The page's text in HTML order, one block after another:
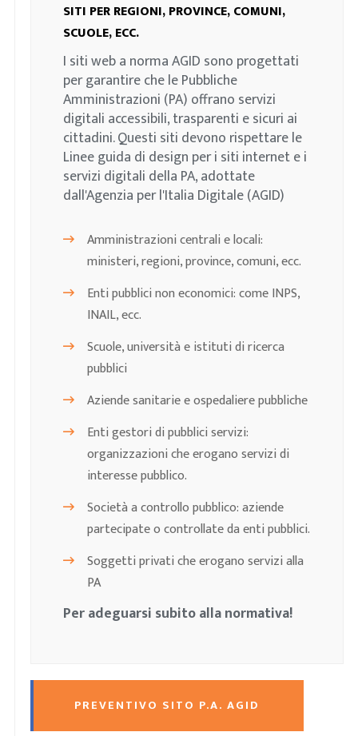
SITI PER REGIONI, PROVINCE, COMUNI,
SCUOLE, ECC.
I siti web a norma AGID sono progettati
per garantire che le Pubbliche
Amministrazioni (PA) offrano servizi
digitali accessibili, trasparenti e sicuri ai
cittadini. Questi siti devono rispettare le
Linee guida di design per i siti internet e i
servizi digitali della PA, adottate
dall'Agenzia per l'Italia Digitale (AGID)
Amministrazioni centrali e locali:
ministeri, regioni, province, comuni, ecc.
Enti pubblici non economici: come INPS,
INAIL, ecc.
Scuole, università e istituti di ricerca
pubblici
Aziende sanitarie e ospedaliere pubbliche
Enti gestori di pubblici servizi:
organizzazioni che erogano servizi di
interesse pubblico.
Società a controllo pubblico: aziende
partecipate o controllate da enti pubblici.
Soggetti privati che erogano servizi alla
PA
Per adeguarsi subito alla normativa!
PREVENTIVO SITO P.A. AGID